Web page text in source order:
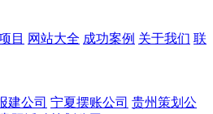
目 网站大全 成功案例 关于我们 联
建公司 宁夏摆账公司 贵州策划公